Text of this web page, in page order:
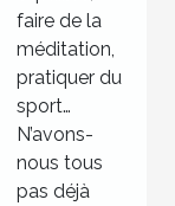
santé !
faire de la
méditation,
pratiquer du
sport…
N’avons-
nous tous
pas déjà